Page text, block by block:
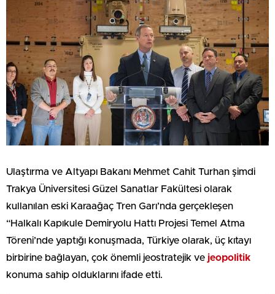
Ulaştırma ve Altyapı Bakanı Mehmet Cahit Turhan şimdi
Trakya Üniversitesi Güzel Sanatlar Fakültesi olarak
kullanılan eski Karaağaç Tren Garı’nda gerçekleşen
“Halkalı Kapıkule Demiryolu Hattı Projesi Temel Atma
Töreni’nde yaptığı konuşmada, Türkiye olarak, üç kıtayı
birbirine bağlayan, çok önemli jeostratejik ve jeopolitik
konuma sahip olduklarını ifade etti.